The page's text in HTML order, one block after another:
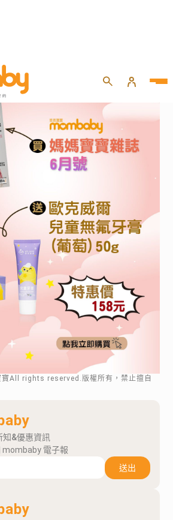
寶All rights reserved.版權所有，禁止擅自
&優惠資訊
mombaby 電子報
送出